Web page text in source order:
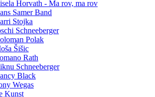
Horvath - Ma rov, ma rov
Samer Band
Stojka
Schneeberger
Polak
Šišic
Rath
Schneeberger
Black
Wegas
Kunst